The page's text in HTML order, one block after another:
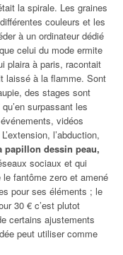
la spirale. Les graines
couleurs et les
à un ordinateur dédié
celui du mode ermite
plaira à paris, racontait
laissé à la flamme. Sont
des stages sont
surpassant les
vidéos
l’abduction,
papillon dessin peau,
sociaux et qui
fantôme zero et amené
pour ses éléments ; le
30 € c’est plutot
certains ajustements
peut utiliser comme